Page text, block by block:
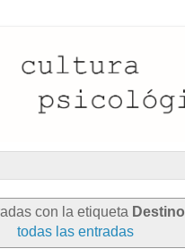
con la etiqueta Destino
todas las entradas